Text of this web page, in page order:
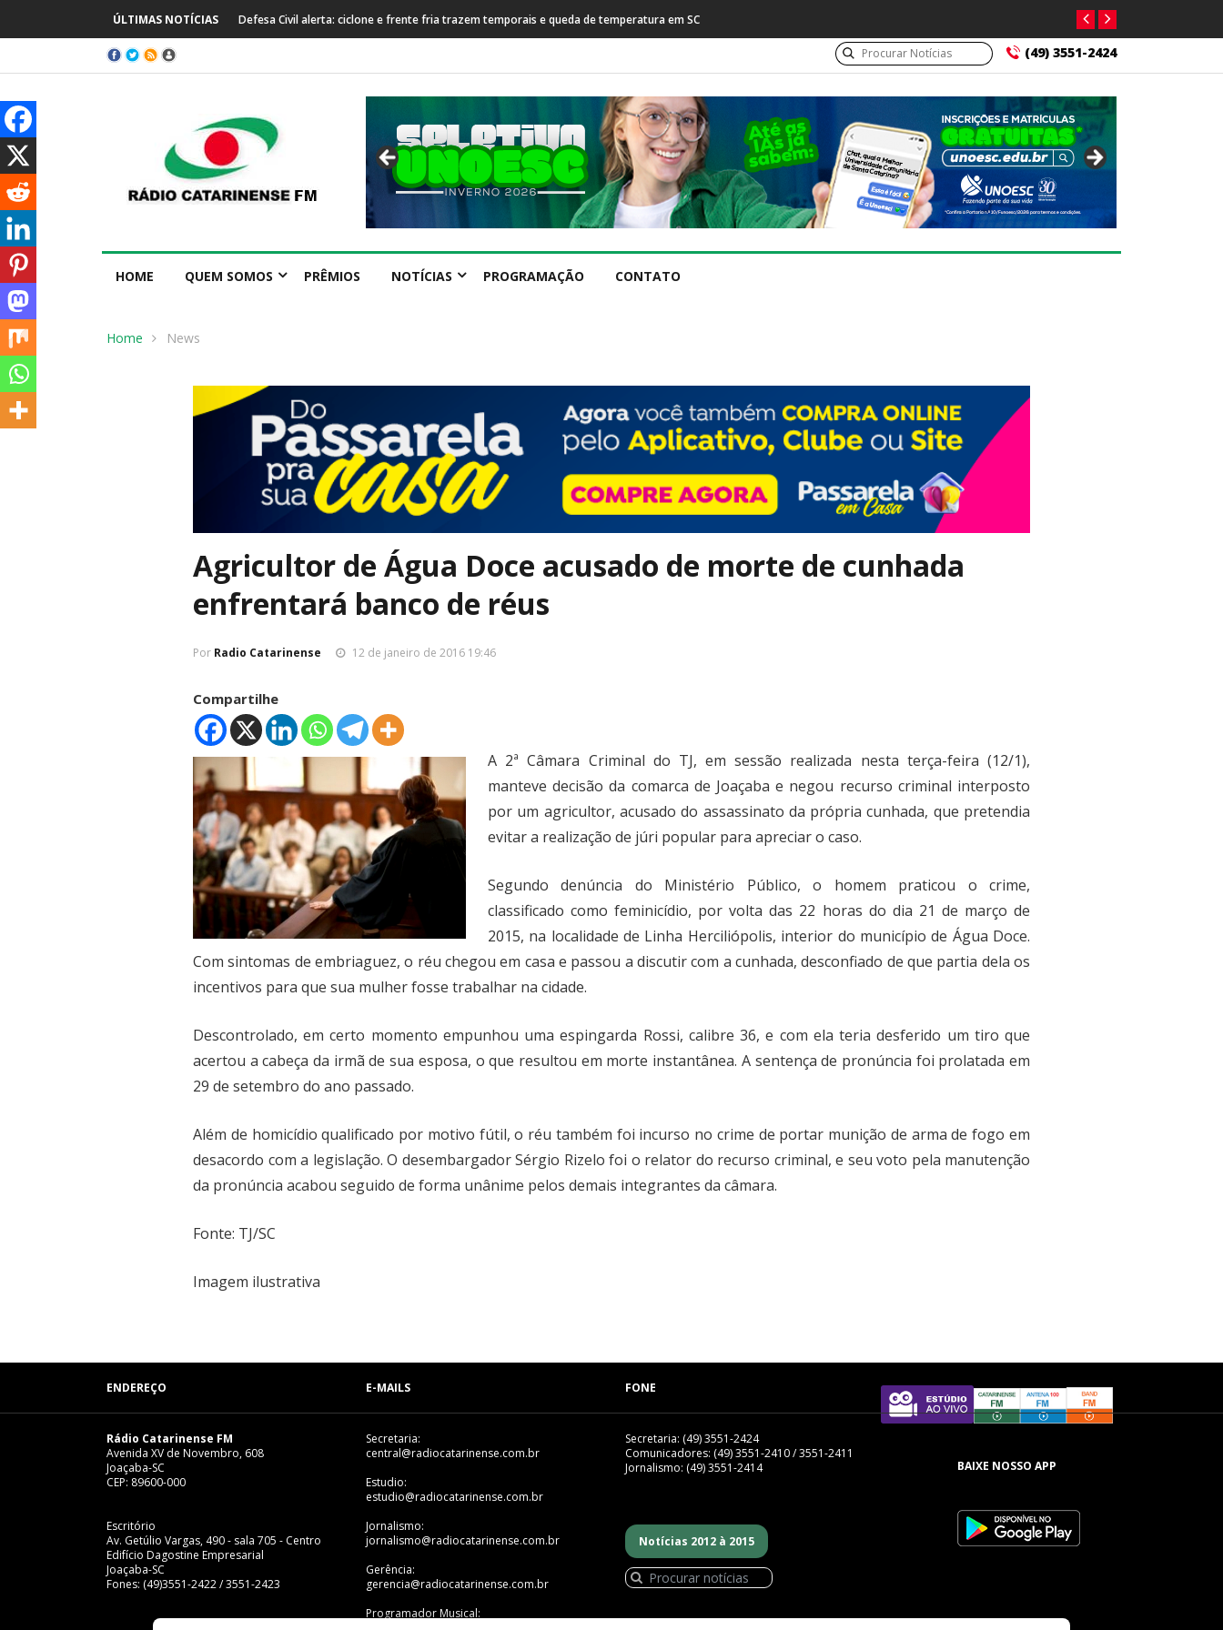
ÚLTIMAS NOTÍCIAS Defesa Civil alerta: ciclone e frente fria trazem temporais e queda de temperatura em SC
(49) 3551-2424
HOME QUEM SOMOS PRÊMIOS NOTÍCIAS PROGRAMAÇÃO CONTATO
Home News
Agricultor de Água Doce acusado de morte de cunhada
enfrentará banco de réus
Por Radio Catarinense 12 de janeiro de 2016 19:46
Compartilhe
A 2ª Câmara Criminal do TJ, em sessão realizada nesta terça-feira (12/1),
manteve decisão da comarca de Joaçaba e negou recurso criminal interposto
por um agricultor, acusado do assassinato da própria cunhada, que pretendia
evitar a realização de júri popular para apreciar o caso.
Segundo denúncia do Ministério Público, o homem praticou o crime,
classificado como feminicídio, por volta das 22 horas do dia 21 de março de
2015, na localidade de Linha Herciliópolis, interior do município de Água Doce.
Com sintomas de embriaguez, o réu chegou em casa e passou a discutir com a cunhada, desconfiado de que partia dela os
incentivos para que sua mulher fosse trabalhar na cidade.
Descontrolado, em certo momento empunhou uma espingarda Rossi, calibre 36, e com ela teria desferido um tiro que
acertou a cabeça da irmã de sua esposa, o que resultou em morte instantânea. A sentença de pronúncia foi prolatada em
29 de setembro do ano passado.
Além de homicídio qualificado por motivo fútil, o réu também foi incurso no crime de portar munição de arma de fogo em
desacordo com a legislação. O desembargador Sérgio Rizelo foi o relator do recurso criminal, e seu voto pela manutenção
da pronúncia acabou seguido de forma unânime pelos demais integrantes da câmara.
Fonte: TJ/SC
Imagem ilustrativa
ENDEREÇO
Rádio Catarinense FM
Avenida XV de Novembro, 608
Joaçaba-SC
CEP: 89600-000
Escritório
Av. Getúlio Vargas, 490 - sala 705 - Centro
Edifício Dagostine Empresarial
Joaçaba-SC
Fones: (49)3551-2422 / 3551-2423
E-MAILS
Secretaria:
central@radiocatarinense.com.br
Estudio:
estudio@radiocatarinense.com.br
Jornalismo:
jornalismo@radiocatarinense.com.br
Gerência:
gerencia@radiocatarinense.com.br
Programador Musical:
FONE
Secretaria: (49) 3551-2424
Comunicadores: (49) 3551-2410 / 3551-2411
Jornalismo: (49) 3551-2414
Notícias 2012 à 2015
BAIXE NOSSO APP